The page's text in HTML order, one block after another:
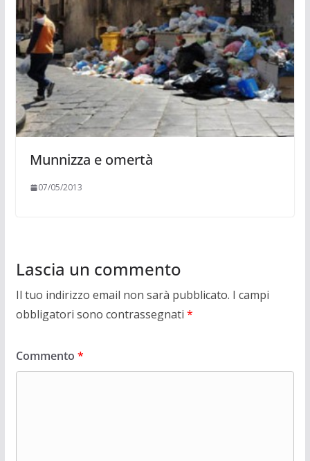
Munnizza e omertà
07/05/2013
Lascia un commento
Il tuo indirizzo email non sarà pubblicato. I campi
obbligatori sono contrassegnati *
Commento *